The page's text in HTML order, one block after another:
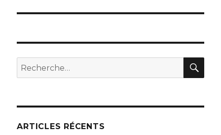
Recherche
pour
ARTICLES RÉCENTS